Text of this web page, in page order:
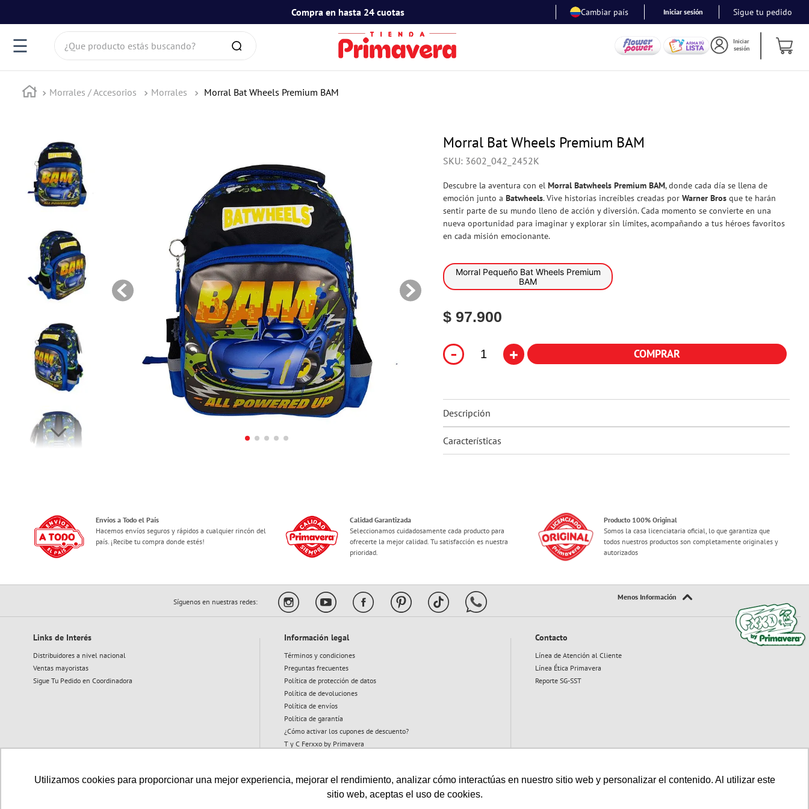
Utilizamos cookies para proporcionar una mejor experiencia, mejorar el rendimiento, analizar cómo interactúas en nuestro sitio web y personalizar el contenido. Al utilizar este
sitio web, aceptas el uso de cookies.
Compra en hasta 24 cuotas Cambiar país Iniciar sesión Sigue tu pedido
☰ ¿Que producto estás buscando?
Iniciar
sesión
Morrales / Accesorios Morrales Morral Bat Wheels Premium BAM
Morral Bat Wheels Premium BAM
SKU: 3602_042_2452K
Descubre la aventura con el Morral Batwheels Premium BAM, donde cada día se llena de
emoción junto a Batwheels. Vive historias increíbles creadas por Warner Bros que te harán
sentir parte de su mundo lleno de acción y diversión. Cada momento se convierte en una
nueva oportunidad para imaginar y explorar sin límites, acompañando a tus héroes favoritos
en cada misión emocionante.
Morral Pequeño Bat Wheels Premium
BAM
$ 97.900
- + COMPRAR
Descripción
Características
Envíos a Todo el País
Hacemos envíos seguros y rápidos a cualquier rincón del
país. ¡Recibe tu compra donde estés!
Calidad Garantizada
Seleccionamos cuidadosamente cada producto para
ofrecerte la mejor calidad. Tu satisfacción es nuestra
prioridad.
Producto 100% Original
Somos la casa licenciataria oficial, lo que garantiza que
todos nuestros productos son completamente originales y
autorizados
Síguenos en nuestras redes:
Links de Interés
Distribuidores a nivel nacional
Ventas mayoristas
Sigue Tu Pedido en Coordinadora
Información legal
Términos y condiciones
Preguntas frecuentes
Política de protección de datos
Política de devoluciones
Política de envíos
Política de garantía
¿Cómo activar los cupones de descuento?
T y C Ferxxo by Primavera
Contacto
Línea de Atención al Cliente
Línea Ética Primavera
Reporte SG-SST
Vigilado:
TÉRMINOS MÁS BUSCADOS
1.
toy story
5.
mickey mouse
minnie mouse
7.
spidey
9.
flower power
10. ferxxo